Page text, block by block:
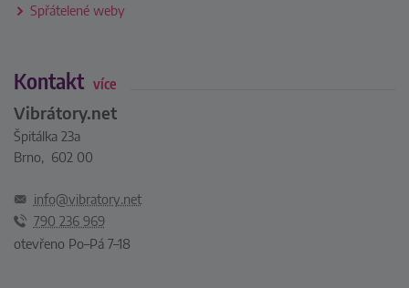
Spřátelené weby
Kontakt více
Vibrátory.net
Špitálka 23a
Brno, 602 00
info@vibratory.net
790 236 969
otevřeno Po–Pá 7–18